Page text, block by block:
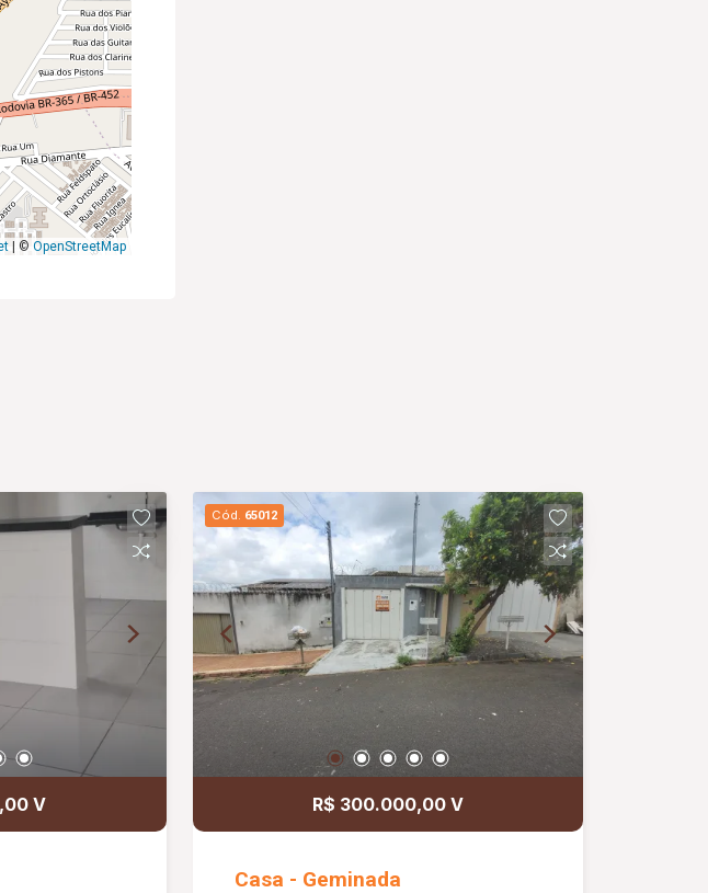
| © OpenStreetMap
V
Cód. 65012
R$ 300.000,00 V
Casa - Geminada